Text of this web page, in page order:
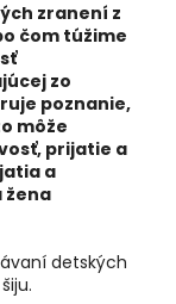
zranení z
čom túžime
zo
poznanie,
môže
prijatie a
a
žena
detských